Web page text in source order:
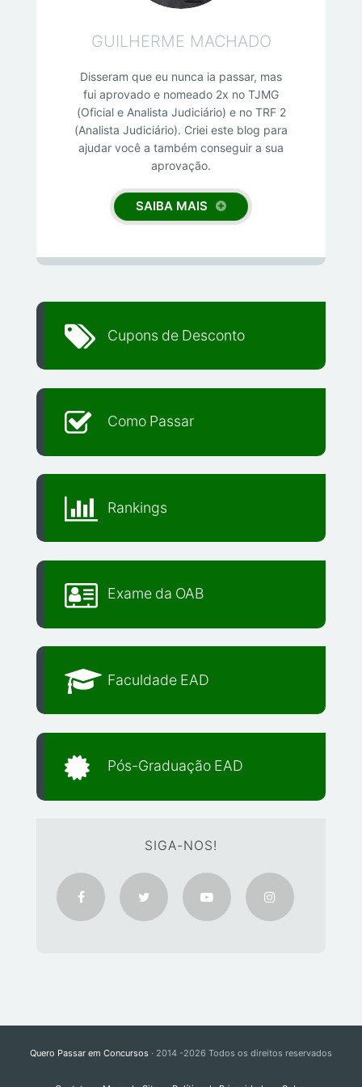
GUILHERME MACHADO
Disseram que eu nunca ia passar, mas
fui aprovado e nomeado 2x no TJMG
(Oficial e Analista Judiciário) e no TRF 2
(Analista Judiciário). Criei este blog para
ajudar você a também conseguir a sua
aprovação.
SAIBA MAIS
Cupons de Desconto
Como Passar
Rankings
Exame da OAB
Faculdade EAD
Pós-Graduação EAD
SIGA-NOS!
Quero Passar em Concursos · 2014 -2026 Todos os direitos reservados